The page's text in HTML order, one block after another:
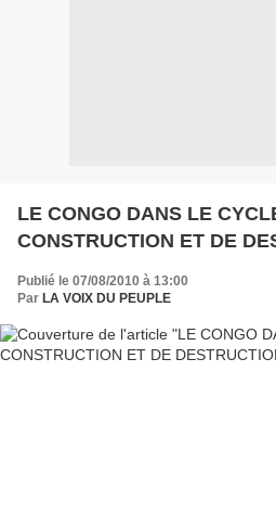
LE CONGO DANS LE
CONSTRUCTION ET DE
Publié le 07/08/2010 à 13:00
Par LA VOIX DU PEUPLE